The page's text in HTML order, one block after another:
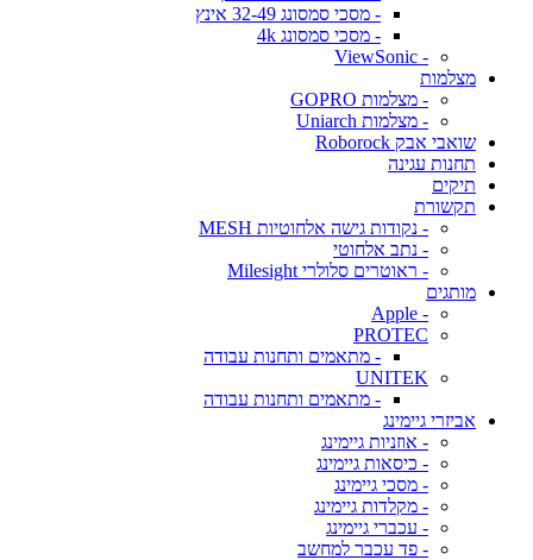
- מסכי סמסונג 32-49 אינץ
- מסכי סמסונג 4k
- ViewSonic
מצלמות
- מצלמות GOPRO
- מצלמות Uniarch
שואבי אבק Roborock
תחנות עגינה
תיקים
תקשורת
- נקודות גישה אלחוטיות MESH
- נתב אלחוטי
- ראוטרים סלולרי Milesight
מותגים
- Apple
PROTEC
- מתאמים ותחנות עבודה
UNITEK
- מתאמים ותחנות עבודה
אביזרי גיימינג
- אוזניות גיימינג
- כיסאות גיימינג
- מסכי גיימינג
- מקלדות גיימינג
- עכברי גיימינג
- פד עכבר למחשב